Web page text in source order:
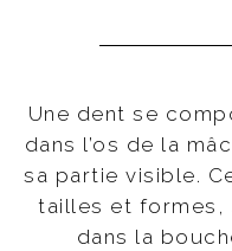
Une dent se
dans l’os de la
sa partie visible.
tailles et formes,
dans la